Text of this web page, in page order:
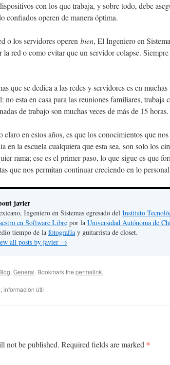
con los que trabaja, y sobre todo, debe
confiados operen de manera óptima.
o los servidores operen bien, El Ingeniero en
la red o como evitar que un servidor colapse.
que se dedica a las redes y servidores es en
no esta en casa para las reuniones familiares, trabaja
de trabajo son muchas veces de más de 15 horas.
claro en estos años, es que los conocimientos que
en la escuela cualquiera que esta sea, son solo los
rama; ese es el primer paso, lo que sigue es que
que nos permitan continuar creciendo en lo
javier
Ingeniero en Sistemas egresado del Instituto
en Software Libre por la Universidad Autónoma de
tiempo de la fotografía y guitarrista de closet.
all posts by javier →
, General. Bookmark the permalink.
información útil
not be published. Required fields are marked *